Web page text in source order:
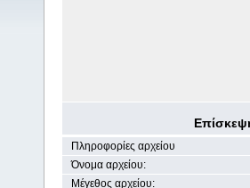
Πληροφορίες αρχείου
Όνομα αρχείου:
Μέγεθος αρχείου: